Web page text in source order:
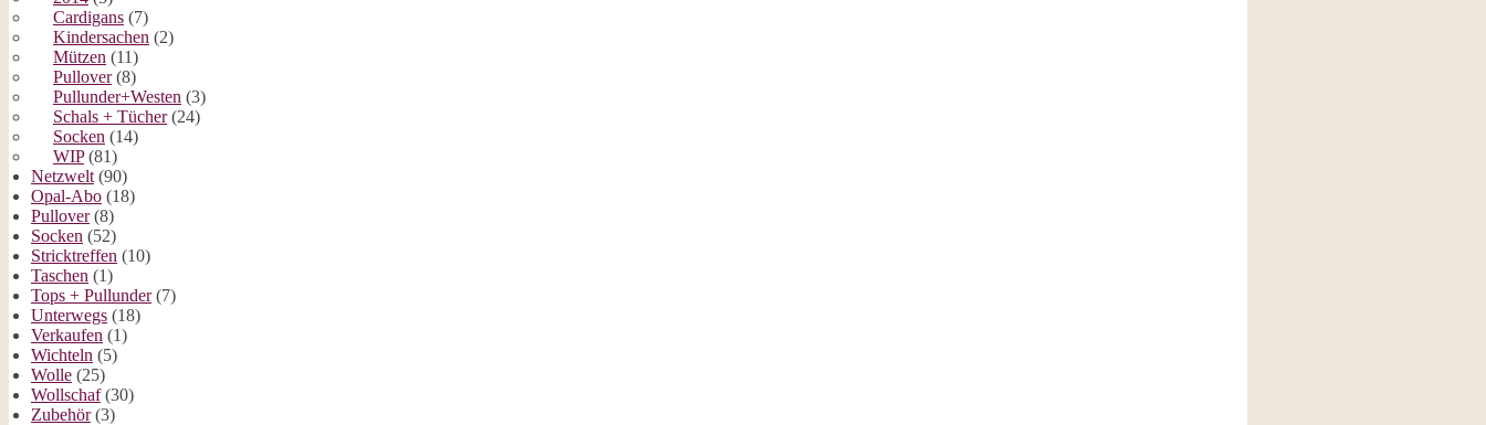
Cardigans (7)
Kindersachen (2)
Mützen (11)
Pullover(8)
Pullunder+Westen (3)
Schals + Tücher(24)
Socken (14)
WIP(81)
Netzwelt (90)
Opal-Abo (18)
Pullover(8)
Socken (52)
Stricktreffen (10)
Taschen (1)
Tops + Pullunder(7)
Unterwegs (18)
Verkaufen (1)
Wichteln (5)
Wolle (25)
Wollschaf(30)
Zubehör(3)